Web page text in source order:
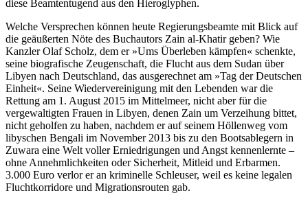
diese Beamtentugend aus den Hieroglyphen.
Welche Versprechen können heute Regierungsbeamte mit Blick auf
die geäußerten Nöte des Buchautors Zain al-Khatir geben? Wie
Kanzler Olaf Scholz, dem er »Ums Überleben kämpfen« schenkte,
seine biografische Zeugenschaft, die Flucht aus dem Sudan über
Libyen nach Deutschland, das ausgerechnet am »Tag der Deutschen
Einheit«. Seine Wiedervereinigung mit den Lebenden war die
Rettung am 1. August 2015 im Mittelmeer, nicht aber für die
vergewaltigten Frauen in Libyen, denen Zain um Verzeihung bittet,
nicht geholfen zu haben, nachdem er auf seinem Höllenweg vom
libyschen Bengali im November 2013 bis zu den Bootsablegern in
Zuwara eine Welt voller Erniedrigungen und Angst kennenlernte –
ohne Annehmlichkeiten oder Sicherheit, Mitleid und Erbarmen.
3.000 Euro verlor er an kriminelle Schleuser, weil es keine legalen
Fluchtkorridore und Migrationsrouten gab.